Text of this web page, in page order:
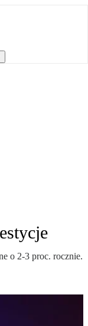
o 2-3 proc. rocznie.